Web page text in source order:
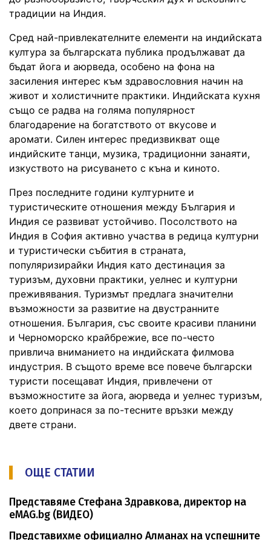
традиции на Индия.
Сред най-привлекателните елементи на индийската
култура за българската публика продължават да
бъдат йога и аюрведа, особено на фона на
засиления интерес към здравословния начин на
живот и холистичните практики. Индийската кухня
също се радва на голяма популярност
благодарение на богатството от вкусове и
аромати. Силен интерес предизвикват още
индийските танци, музика, традиционни занаяти,
изкуството на рисуването с къна и киното.
През последните години културните и
туристическите отношения между България и
Индия се развиват устойчиво. Посолството на
Индия в София активно участва в редица културни
и туристически събития в страната,
популяризирайки Индия като дестинация за
туризъм, духовни практики, уелнес и културни
преживявания. Туризмът предлага значителни
възможности за развитие на двустранните
отношения. България, със своите красиви планини
и Черноморско крайбрежие, все по-често
привлича вниманието на индийската филмова
индустрия. В същото време все повече български
туристи посещават Индия, привлечени от
възможностите за йога, аюрведа и уелнес туризъм,
което допринася за по-тесните връзки между
двете страни.
ОЩЕ СТАТИИ
Представяме Стефана Здравкова, директор на
eMAG.bg (ВИДЕО)
Представихме официално Алманах на успешните